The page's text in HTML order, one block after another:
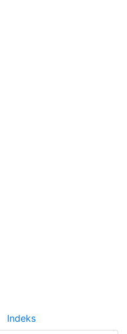
Indeks